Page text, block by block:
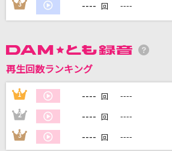
自宅でカラオケ歌い放題
家族や友達と一緒に！練習
3 ---- 回 ----
再生回数ランキング
1 ---- 回 ----
2 ---- 回 ----
3 ---- 回 ----